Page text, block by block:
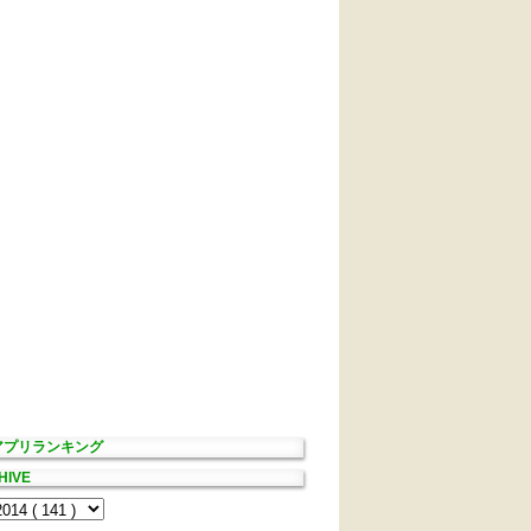
プリランキング